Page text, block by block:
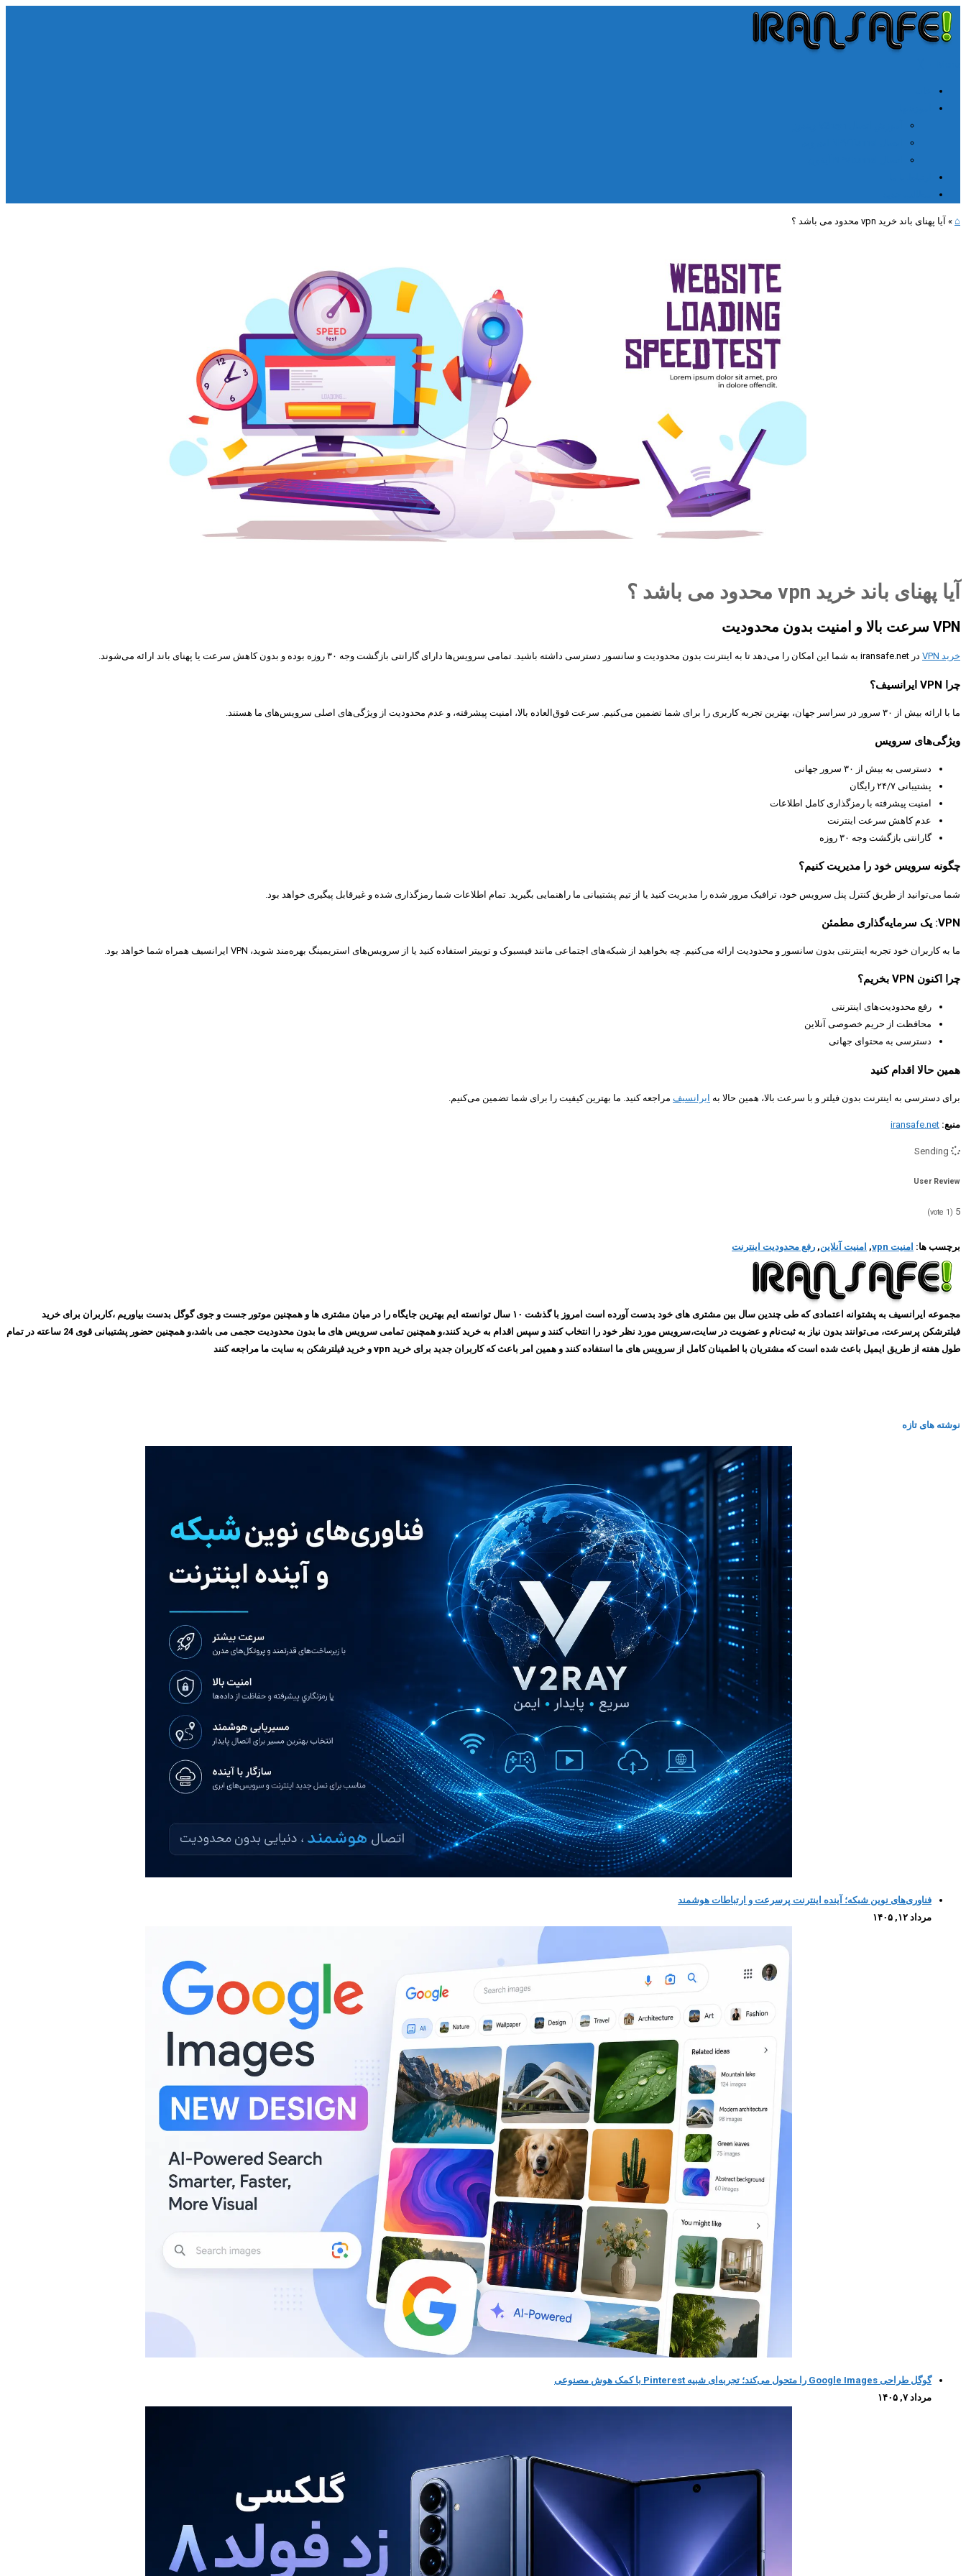
⌂
» آیا پهنای باند خرید vpn محدود می باشد ؟
آیا پهنای باند خرید vpn محدود می باشد ؟
VPN سرعت بالا و امنیت بدون محدودیت
خرید VPN در iransafe.net به شما این امکان را می‌دهد تا به اینترنت بدون محدودیت و سانسور دسترسی داشته باشید. تمامی سرویس‌ها دارای گارانتی بازگشت وجه ۳۰ روزه بوده و بدون کاهش سرعت یا پهنای باند ارائه می‌شوند.
چرا VPN ایرانسیف؟
ما با ارائه بیش از ۳۰ سرور در سراسر جهان، بهترین تجربه کاربری را برای شما تضمین می‌کنیم. سرعت فوق‌العاده بالا، امنیت پیشرفته، و عدم محدودیت از ویژگی‌های اصلی سرویس‌های ما هستند.
ویژگی‌های سرویس
دسترسی به بیش از ۳۰ سرور جهانی
پشتیبانی ۲۴/۷ رایگان
امنیت پیشرفته با رمزگذاری کامل اطلاعات
عدم کاهش سرعت اینترنت
گارانتی بازگشت وجه ۳۰ روزه
چگونه سرویس خود را مدیریت کنیم؟
شما می‌توانید از طریق کنترل پنل سرویس خود، ترافیک مرور شده را مدیریت کنید یا از تیم پشتیبانی ما راهنمایی بگیرید. تمام اطلاعات شما رمزگذاری شده و غیرقابل پیگیری خواهد بود.
VPN: یک سرمایه‌گذاری مطمئن
ما به کاربران خود تجربه اینترنتی بدون سانسور و محدودیت ارائه می‌کنیم. چه بخواهید از شبکه‌های اجتماعی مانند فیسبوک و توییتر استفاده کنید یا از سرویس‌های استریمینگ بهره‌مند شوید، VPN ایرانسیف همراه شما خواهد بود.
چرا اکنون VPN بخریم؟
رفع محدودیت‌های اینترنتی
محافظت از حریم خصوصی آنلاین
دسترسی به محتوای جهانی
همین حالا اقدام کنید
برای دسترسی به اینترنت بدون فیلتر و با سرعت بالا، همین حالا به ایرانسیف مراجعه کنید. ما بهترین کیفیت را برای شما تضمین می‌کنیم.
منبع: iransafe.net
User Review
5
(
1
برچسب ها: امنیت vpn , امنیت آنلاین, رفع محدودیت اینترنت
مجموعه ایرانسیف به پشتوانه اعتمادی که طی چندین سال بین مشتری های خود بدست آورده است امروز با گذشت ۱۰ سال توانسته ایم بهترین جایگاه را در میان مشتری ها و همچنین موتور جست و جوی گوگل بدست بیاوریم ،کاربران برای خرید
فیلترشکن پرسرعت، می‌توانند بدون نیاز به ثبت‌نام و عضویت در سایت،سرویس مورد نظر خود را انتخاب کنند و سپس اقدام به خرید کنند،و همچنین تمامی سرویس های ما بدون محدودیت حجمی می باشد،و همچنین حضور پشتیبانی قوی 24 ساعته در تمام
طول هفته از طریق ایمیل باعث شده است که مشتریان با اطمینان کامل از سرویس های ما استفاده کنند و همین امر باعث که کاربران جدید برای خرید vpn و خرید فیلترشکن به سایت ما مراجعه کنند
نوشته های تازه
فناوری‌های نوین شبکه؛ آینده اینترنت پرسرعت و ارتباطات هوشمند
مرداد ۱۲, ۱۴۰۵
گوگل طراحی Google Images را متحول می‌کند؛ تجربه‌ای شبیه Pinterest با کمک هوش مصنوعی
مرداد ۷, ۱۴۰۵